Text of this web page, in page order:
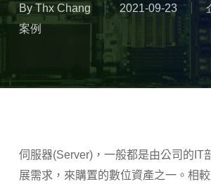
By Thx Chang 2021-09-23
案例
伺服器(Server)，一般都是由公司的IT
展需求，來購置的數位資產之一。相